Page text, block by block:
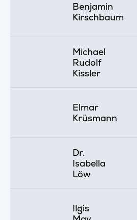
Benjamin
Kirschbaum
Michael
Rudolf
Kissler
Elmar
Krüsmann
Dr.
Isabella
Löw
Ilgis